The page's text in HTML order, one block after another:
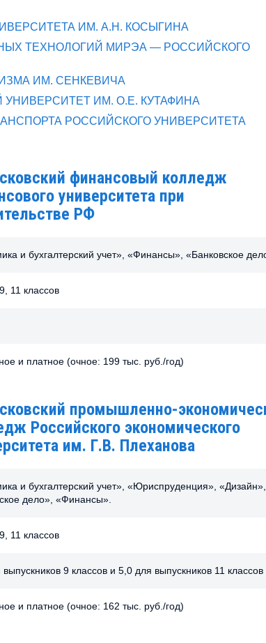
ИМ. А.Н. КОСЫГИНА
ТЕХНОЛОГИЙ МИРЭА — РОССИЙСКОГО
ИМ. СЕНКЕВИЧА
ИМ. О.Е. КУТАФИНА
РОССИЙСКОГО УНИВЕРСИТЕТА
финансовый колледж
университета при
РФ
и бухгалтерский учет», «Финансы», «Банковское
11 классов
и платное (очное: 199 тыс. руб./год)
промышленно-
Российского экономического
им. Г.В. Плеханова
и бухгалтерский учет», «Юриспруденция», «Дизайн»,
дело», «Финансы».
11 классов
9 классов и 5,0 для выпускников 11 классов
и платное (очное: 162 тыс. руб./год)